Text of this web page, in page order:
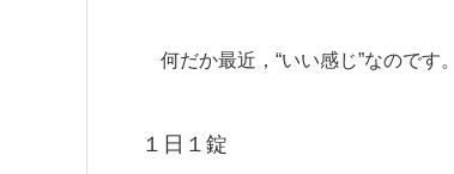
何だか最近，“いい感じ”なのです。
１日１錠